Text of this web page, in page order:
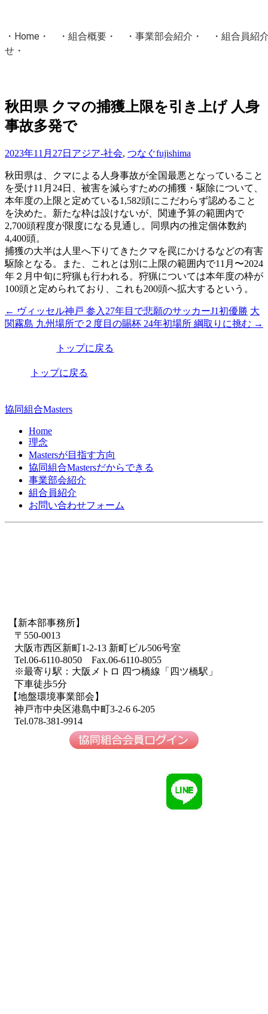
・ Home ・ ・ 組合概要 ・ ・ 事業部会紹介 ・ ・ 組合員紹
せ ・
国土交通省・経済産業省・農林水産省・厚生労働省 認可
秋田県 クマの捕獲上限を引き上げ 人身
事故多発で
2023年11月27日 アジア-社会, つなぐfujishima
秋田県は、クマによる人身事故が全国最悪となっていること
を受け11月24日、被害を減らすための捕獲・駆除について、
本年度の上限と定めている1,582頭にこだわらず認めること
を決めた。新たな枠は設けないが、関連予算の範囲内で
2,700頭程度が限度になる見通し。同県内の推定個体数約
4,400頭。
捕獲の大半は人里へ下りてきたクマを罠にかけるなどの有害
駆除となる。また、これとは別に上限の範囲内で11月〜2024
年２月中旬に狩猟も行われる。狩猟については本年度の枠が
100頭と定められており、これも200頭へ拡大するという。
投
稿
ー
← ヴィッセル神戸 参入27年目で悲願のサッカーJ1初優勝 大
関霧島 九州場所で２度目の賜杯 24年初場所 綱取りに挑む →
トップに戻る
トップに戻る
協同組合Masters
Home
理念
Mastersが目指す方向
協同組合Mastersだからできる
事業部会紹介
組合員紹介
お問い合わせフォーム
【新本部事務所】
〒550-0013
大阪市西区新町1-2-13 新町ビル506号室
Tel.06-6110-8050 Fax.06-6110-8055
※最寄り駅：大阪メトロ 四つ橋線「四ツ橋駅」
下車徒歩5分
【地盤環境事業部会】
神戸市中央区港島中町3-2-6 6-205
Tel.078-381-9914